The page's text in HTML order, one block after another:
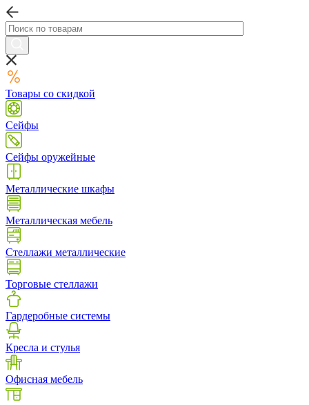
Товары со скидкой
Сейфы
Сейфы оружейные
Металлические шкафы
Металлическая мебель
Стеллажи металлические
Торговые стеллажи
Гардеробные системы
Кресла и стулья
Офисная мебель